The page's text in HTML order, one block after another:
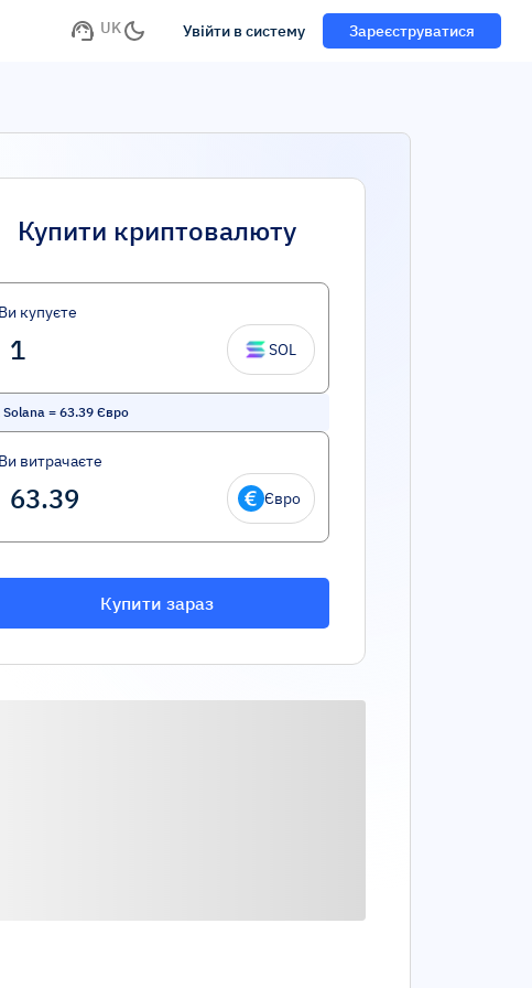
UK Увійти в систему Зареєструватися
Купити криптовалюту
Ви купуєте
SOL
Solana = 63.39 Євро
Ви витрачаєте
Євро
Купити зараз